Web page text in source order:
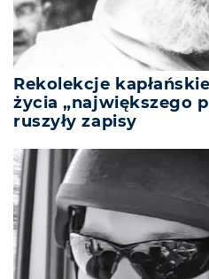
Rekolekcje
życia „największego
ruszyły zapisy